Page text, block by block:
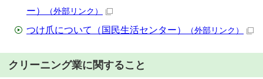
ー）
（外部リンク）
つけ爪について（国民生活センター） （外部リンク）
クリーニング業に関すること